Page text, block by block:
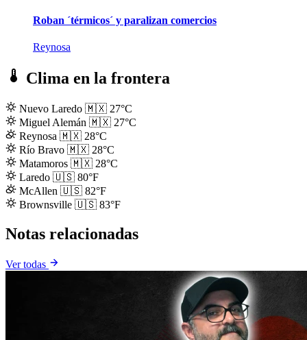
Roban ´térmicos´ y paralizan comercios
Reynosa
Clima en la frontera
Nuevo Laredo 🇲🇽 27°C
Miguel Alemán 🇲🇽 27°C
Reynosa 🇲🇽 28°C
Río Bravo 🇲🇽 28°C
Matamoros 🇲🇽 28°C
Laredo 🇺🇸 80°F
McAllen 🇺🇸 82°F
Brownsville 🇺🇸 83°F
Notas relacionadas
Ver todas